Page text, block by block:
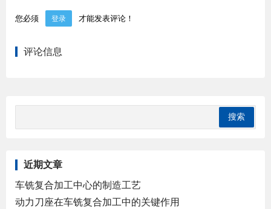
您必须 登录 才能发表评论！
评论信息
近期文章
车铣复合加工中心的制造工艺
动力刀座在车铣复合加工中的关键作用